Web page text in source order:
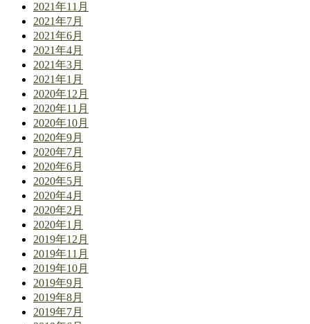
2021年11月
2021年7月
2021年6月
2021年4月
2021年3月
2021年1月
2020年12月
2020年11月
2020年10月
2020年9月
2020年7月
2020年6月
2020年5月
2020年4月
2020年2月
2020年1月
2019年12月
2019年11月
2019年10月
2019年9月
2019年8月
2019年7月